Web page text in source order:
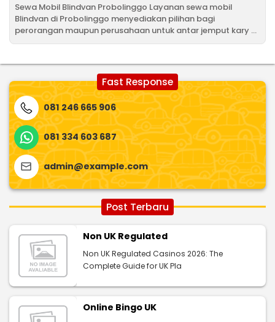
Sewa Mobil Blindvan Probolinggo Layanan sewa mobil
Blindvan di Probolinggo menyediakan pilihan bagi
perorangan maupun perusahaan untuk antar jemput kary ...
Fast Response
081 246 665 906
081 334 603 687
admin@example.com
Post Terbaru
Non UK Regulated
Non UK Regulated Casinos 2026: The
Complete Guide for UK Pla
Online Bingo UK